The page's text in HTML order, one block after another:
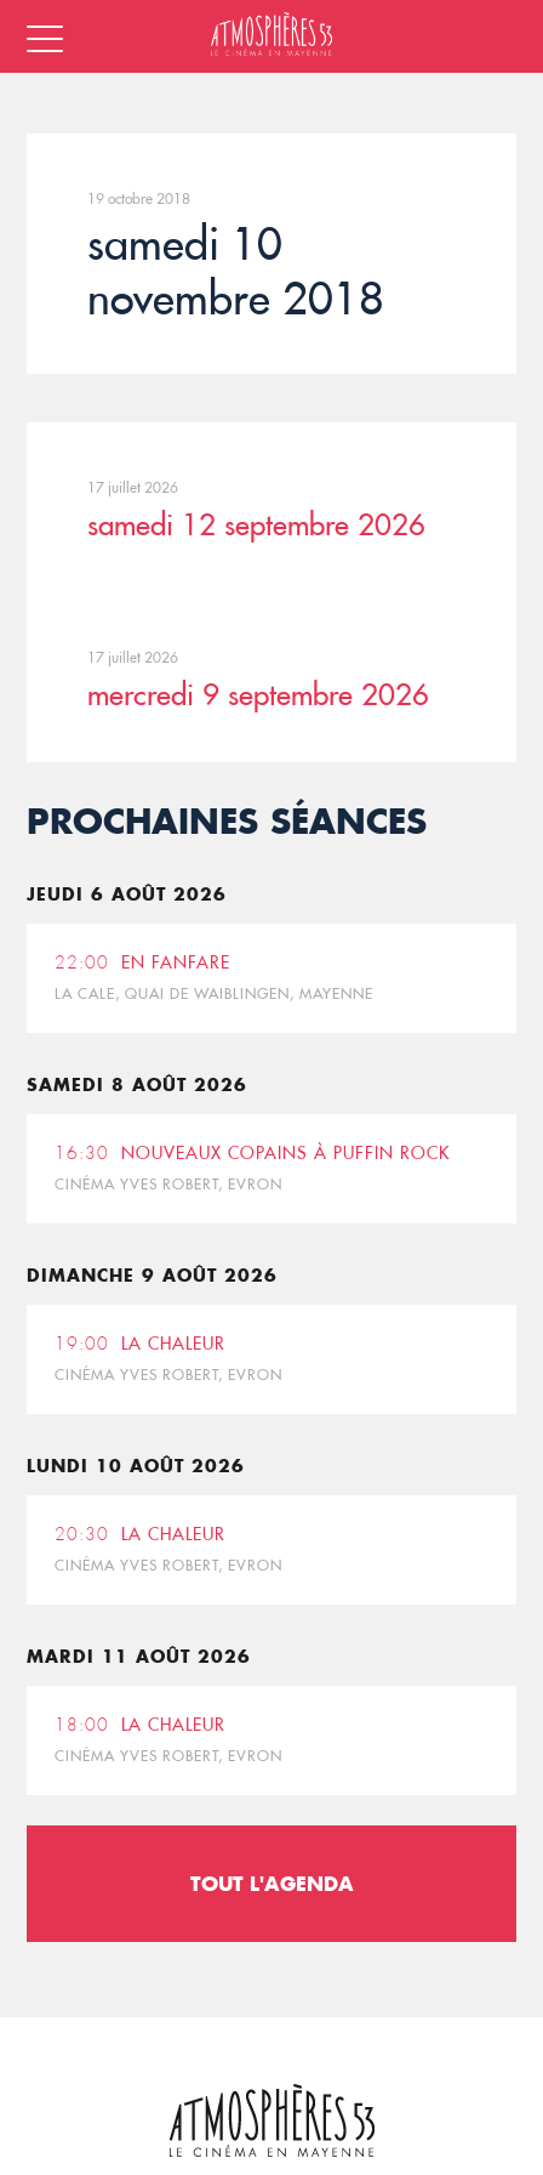
19 octobre 2018
samedi 10
novembre 2018
17 juillet 2026
samedi 12 septembre 2026
17 juillet 2026
mercredi 9 septembre 2026
PROCHAINES SÉANCES
JEUDI 6 AOÛT 2026
22:00 EN FANFARE
LA CALE, QUAI DE WAIBLINGEN, MAYENNE
SAMEDI 8 AOÛT 2026
16:30 NOUVEAUX COPAINS À PUFFIN ROCK
CINÉMA YVES ROBERT, EVRON
DIMANCHE 9 AOÛT 2026
19:00 LA CHALEUR
CINÉMA YVES ROBERT, EVRON
LUNDI 10 AOÛT 2026
20:30 LA CHALEUR
CINÉMA YVES ROBERT, EVRON
MARDI 11 AOÛT 2026
18:00 LA CHALEUR
CINÉMA YVES ROBERT, EVRON
TOUT L'AGENDA